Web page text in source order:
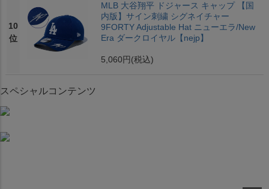
10
位
MLB 大谷翔平 ドジャース キャップ 【国
内版】サイン刺繍 シグネイチャー
9FORTY Adjustable Hat ニューエラ/New
Era ダークロイヤル【nejp】
5,060円 (税込)
スペシャルコンテンツ